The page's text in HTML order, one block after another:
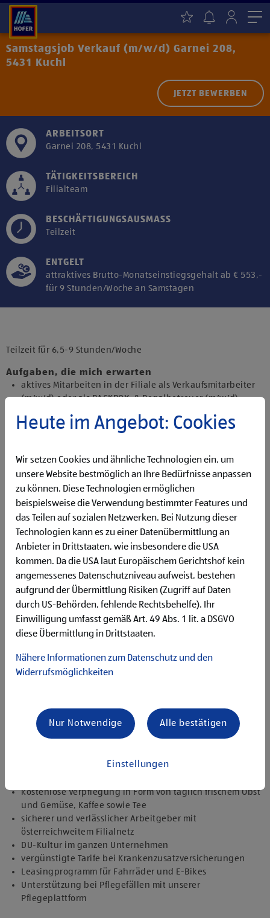
Samstagsjob Verkauf (m/w/d) Garnei 208,
5431 Kuchl
JETZT BEWERBEN
ARBEITSORT
Garnei 208, 5431 Kuchl
TÄTIGKEITSBEREICH
Filialteam
BESCHÄFTIGUNGSAUSMASS
Teilzeit
ENTGELT
attraktives Brutto-Monatseinstiegsgehalt ab € 553,-
für 9 Stunden/Woche an Samstagen
Drittanbietern zu, um diesen Inhalt
Teilzeit für 6,5-9 Stunden/Woche
Aufgaben, die mich erwarten
aktives Mitarbeiten in der Filiale als Verkaufsmitarbeiter
(m/w/d) oder als BACKBOX- & Regalbetreuer (m/w/d)
Präsentieren von Obst und Gemüse sowie Durchführen
Bewirtschaften der Regale sowie Reinigen der Filiale
Kassieren der Einkäufe (beim Job als Verkaufsmitarbeiter
(m/w/d))
Qualifikationen, die ich mitbringe
Begeisterung im Handel zu arbeiten und den
Unternehmenserfolg mitzugestalten
Freude an der Arbeit im Team für ein motiviertes
Bereitschaft zu körperlich anspruchsvollen Tätigkeiten
freundlich im Umgang mit Kund:innen für eine
angenehme Einkaufsatmosphäre
zuverlässige und organisierte Arbeitsweise zur
gewissenhaften Erledigung der Aufgaben
Angebote, die mich überzeugen
attraktive Teilzeitoptionen, auch als Studentenjob
umfangreiche Einarbeitung und individuelles
Onboarding
top ausgestattet mit Headset und immer verbunden mit
zielgerichtete E-Learning Module zur fachlichen
kostenlose Verpflegung in Form von täglich frischem Obst
und Gemüse, Kaffee sowie Tee
sicherer und verlässlicher Arbeitgeber mit
österreichweitem Filialnetz
DU-Kultur im ganzen Unternehmen
vergünstigte Tarife bei Krankenzusatzversicherungen
Leasingprogramm für Fahrräder und E-Bikes
Unterstützung bei Pflegefällen mit unserer
Pflegeplattform
Heute im Angebot: Cookies
Wir setzen Cookies und ähnliche Technologien ein, um
unsere Website bestmöglich an Ihre Bedürfnisse anpassen
zu können. Diese Technologien ermöglichen
beispielsweise die Verwendung bestimmter Features und
das Teilen auf sozialen Netzwerken. Bei Nutzung dieser
Technologien kann es zu einer Datenübermittlung an
Anbieter in Drittstaaten, wie insbesondere die USA
kommen. Da die USA laut Europäischem Gerichtshof kein
angemessenes Datenschutzniveau aufweist, bestehen
aufgrund der Übermittlung Risiken (Zugriff auf Daten
durch US-Behörden, fehlende Rechtsbehelfe). Ihr
Einwilligung umfasst gemäß Art. 49 Abs. 1 lit. a DSGVO
diese Übermittlung in Drittstaaten.
Nähere Informationen zum Datenschutz und den
Widerrufsmöglichkeiten
Einstellungen
Nur Notwendige Alle bestätigen